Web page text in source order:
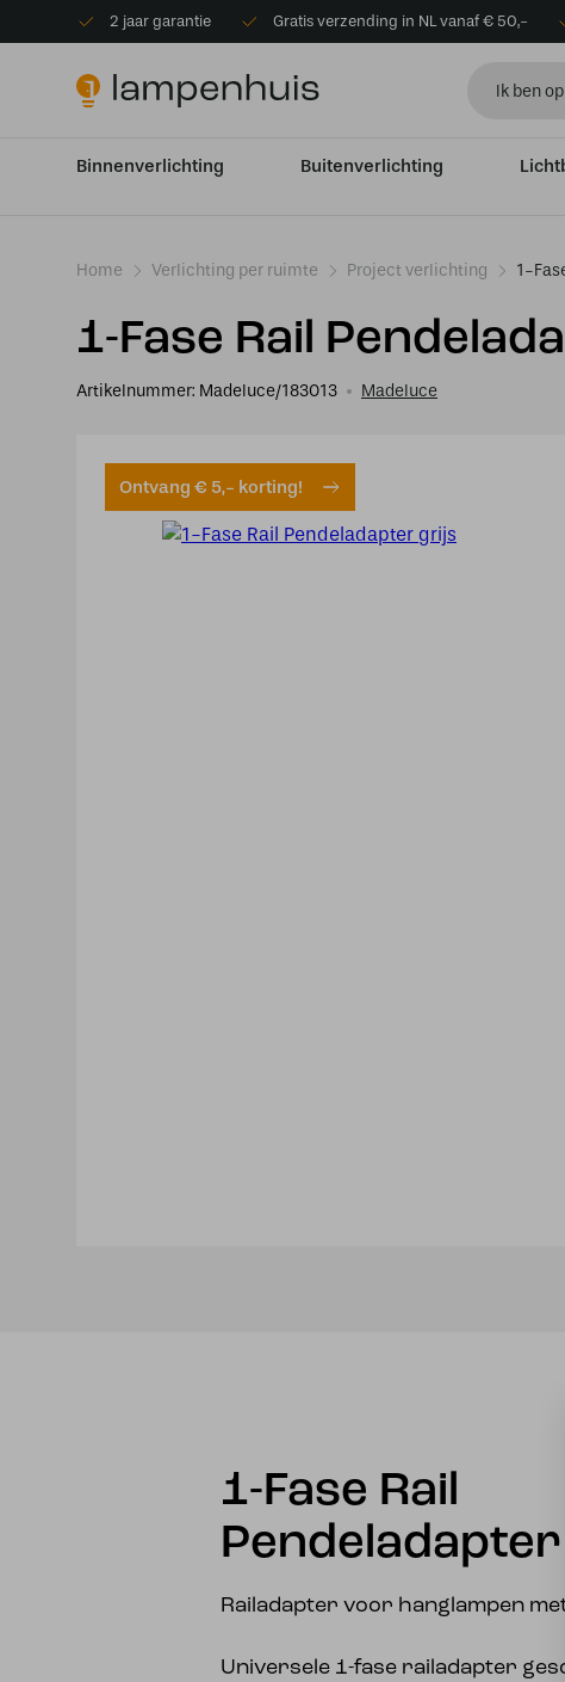
2 jaar garantie Gratis verzending in NL vanaf € 50,-
Binnenverlichting Buitenverlichting
Home Verlichting per ruimte Project verlichting 1-
1-Fase Rail
Artikelnummer: Madeluce/183013 Madeluce
Ontvang € 5,- korting!
1-Fase Rail
Railadapter voor hanglampen
Universele 1-fase railadapter